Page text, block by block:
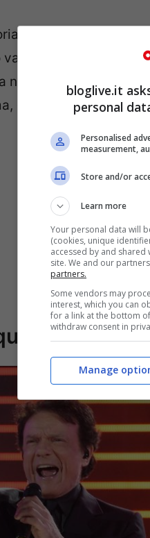
al
vastissimo il suo,
oltre,
quasi senza eguali in
bloglive.it
personal
Personalised
measurement,
Store and/or
Learn more
Your personal data will
(cookies, unique
accessed by and
site. We and our
partners.
Some vendors may
interest, which you can
for a link at the bottom
withdraw consent in
Manage